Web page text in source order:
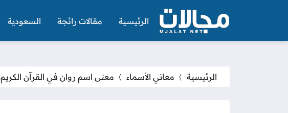
الرئيسية مقالات رائجة السعودية
الرئيسية معاني الأسماء معنى اسم روان في القرآن الكريم